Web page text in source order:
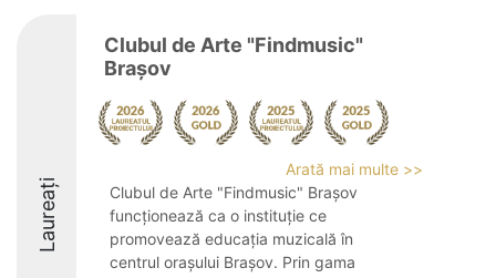
Laureați
Clubul de Arte "Findmusic"
Brașov
Arată mai multe >>
Clubul de Arte "Findmusic" Brașov
funcționează ca o instituție ce
promovează educația muzicală în
centrul orașului Brașov. Prin gama